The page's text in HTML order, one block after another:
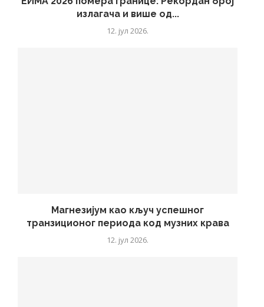
излагача и више од...
12. јул 2026.
Магнезијум као кључ успешног
транзиционог периода код музних крава
12. јул 2026.